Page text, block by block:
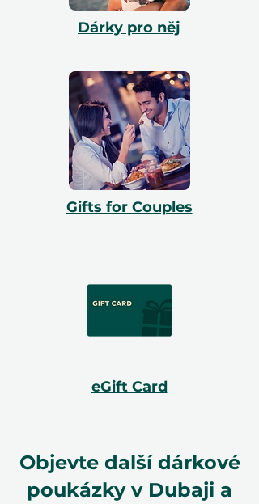
Dárky pro něj
Gifts for Couples
eGift Card
Objevte další dárkové
poukázky v Dubaji a